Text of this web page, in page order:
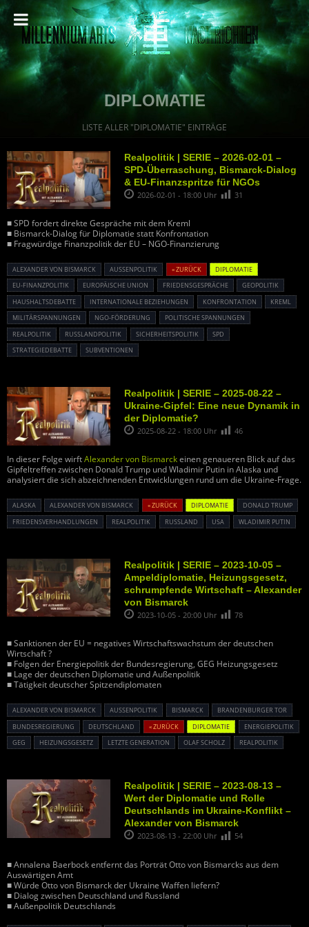
DIPLOMATIE
LISTE ALLER "DIPLOMATIE" EINTRÄGE
Realpolitik | SERIE – 2026-02-01 –
SPD-Überraschung, Bismarck-Dialog
& EU-Finanzspritze für NGOs
2026-02-01 - 18:00 Uhr 31
■ SPD fordert direkte Gespräche mit dem Kreml
■ Bismarck-Dialog für Diplomatie statt Konfrontation
■ Fragwürdige Finanzpolitik der EU – NGO-Finanzierung
ALEXANDER VON BISMARCK AUSSENPOLITIK « ZURÜCK
DIPLOMATIE
EU-FINANZPOLITIK
EUROPÄISCHE UNION FRIEDENSGESPRÄCHE
GEOPOLITIK
HAUSHALTSDEBATTE
INTERNATIONALE BEZIEHUNGEN KONFRONTATION
KREML
MILITÄRSPANNUNGEN
NGO-FÖRDERUNG
POLITISCHE SPANNUNGEN
REALPOLITIK
RUSSLANDPOLITIK SICHERHEITSPOLITIK
SPD
STRATEGIEDEBATTE
SUBVENTIONEN
Realpolitik | SERIE – 2025-08-22 –
Ukraine-Gipfel: Eine neue Dynamik in
der Diplomatie?
2025-08-22 - 18:00 Uhr 46
In dieser Folge wirftAlexander von Bismarckeinen genaueren Blick auf das
Gipfeltreffen zwischen Donald Trump und Wladimir Putin in Alaska und
analysiert die sich abzeichnenden Entwicklungen rund um die Ukraine-Frage.
ALASKA ALEXANDER VON BISMARCK « ZURÜCK DIPLOMATIE
DONALD TRUMP
FRIEDENSVERHANDLUNGEN
REALPOLITIK RUSSLAND USA WLADIMIR PUTIN
Realpolitik | SERIE – 2023-10-05 –
Ampeldiplomatie, Heizungsgesetz,
schrumpfende Wirtschaft – Alexander
von Bismarck
2023-10-05 - 20:00 Uhr 78
■ Sanktionen der EU = negatives Wirtschaftswachstum der deutschen
Wirtschaft ?
■ Folgen der Energiepolitik der Bundesregierung, GEG Heizungsgesetz
■ Lage der deutschen Diplomatie und Außenpolitik
■ Tätigkeit deutscher Spitzendiplomaten
ALEXANDER VON BISMARCK AUSSENPOLITIK BISMARCK
BRANDENBURGER TOR
BUNDESREGIERUNG
DEUTSCHLAND « ZURÜCK DIPLOMATIE
ENERGIEPOLITIK
GEG
HEIZUNGSGESETZ LETZTE GENERATION OLAF SCHOLZ REALPOLITIK
Realpolitik | SERIE – 2023-08-13 –
Wert der Diplomatie und Rolle
Deutschlands im Ukraine-Konflikt –
Alexander von Bismarck
2023-08-13 - 22:00 Uhr 54
■ Annalena Baerbock entfernt das Porträt Otto von Bismarcks aus dem
Auswärtigen Amt
■ Würde Otto von Bismarck der Ukraine Waffen liefern?
■ Dialog zwischen Deutschland und Russland
■ Außenpolitik Deutschlands